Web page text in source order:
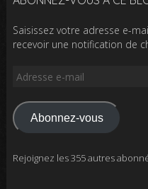
Saisissez votre adresse e-
recevoir une notification de
Adresse
mail
Abonnez-vous
Rejoignez les 355 autres